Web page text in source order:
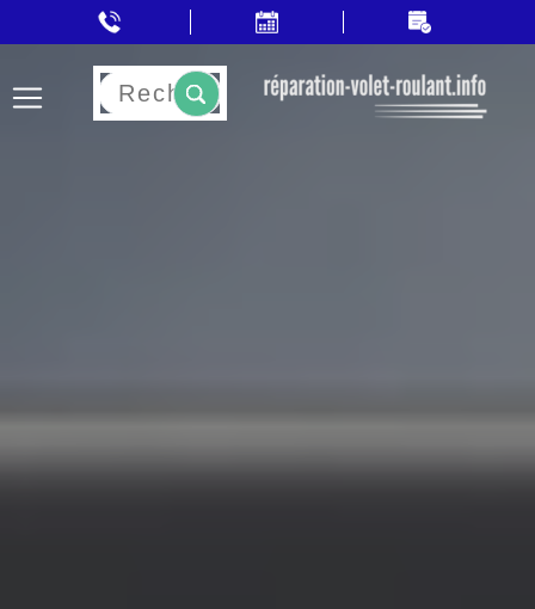
Rechercher